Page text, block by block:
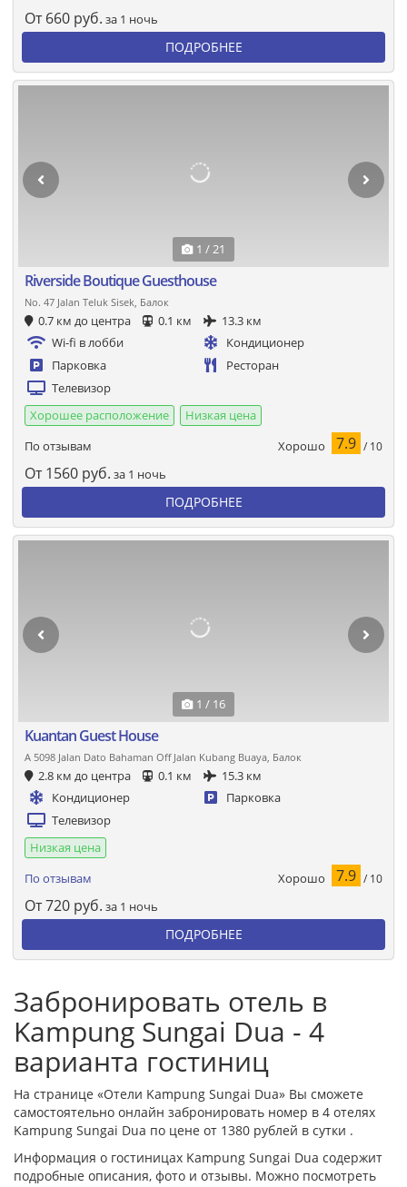
От 660 руб. за 1 ночь
ПОДРОБНЕЕ
1 / 21
Riverside Boutique Guesthouse
No. 47 Jalan Teluk Sisek, Балок
0.7 км до центра 0.1 км
13.3 км
Wi-fi в лобби
Кондиционер
Парковка
Ресторан
Телевизор
Хорошее расположение
Низкая цена
По отзывам
Хорошо 7.9 / 10
От 1560 руб. за 1 ночь
ПОДРОБНЕЕ
1 / 16
Kuantan Guest House
A 5098 Jalan Dato Bahaman Off Jalan Kubang Buaya, Балок
2.8 км до центра 0.1 км
15.3 км
Кондиционер
Парковка
Телевизор
Низкая цена
По отзывам
Хорошо 7.9 / 10
От720 руб. за 1 ночь
ПОДРОБНЕЕ
Забронировать отель в
Kampung Sungai Dua - 4
варианта гостиниц
На странице «Отели Kampung Sungai Dua» Вы сможете
самостоятельно онлайн забронировать номер в 4 отелях
Kampung Sungai Dua по цене от 1380 рублей в сутки .
Информация о гостиницах Kampung Sungai Dua содержит
подробные описания, фото и отзывы. Можно посмотреть